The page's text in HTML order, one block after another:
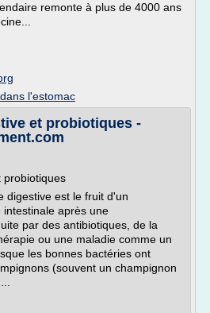
remonte à plus de 4000 ans
l'estomac
et probiotiques -
probiotiques
digestive est le fruit d'un
après une
par des antibiotiques, de la
ou une maladie comme un
les bonnes bactéries ont
(souvent un champignon